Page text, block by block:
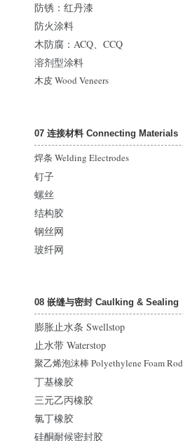
防锈：红丹漆
防火涂料
木防腐：ACQ、CCQ
溶剂型涂料
木皮 Wood Veneers
07 连接材料 Connecting Materials
焊条 Welding Electrodes
钉子
螺丝
结构胶
钢丝网
玻纤网
08 嵌缝与密封 Caulking & Sealing
膨胀止水条 Swellstop
止水带 Waterstop
聚乙烯泡沫棒 Polyethylene Foam Rod
丁基橡胶
三元乙丙橡胶
氯丁橡胶
硅酮耐候密封胶